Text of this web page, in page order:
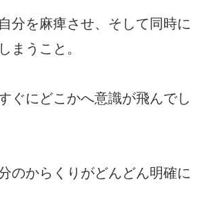
分を麻痺させ、そして同時に
まうこと。
ぐにどこかへ意識が飛んでし
のからくりがどんどん明確に